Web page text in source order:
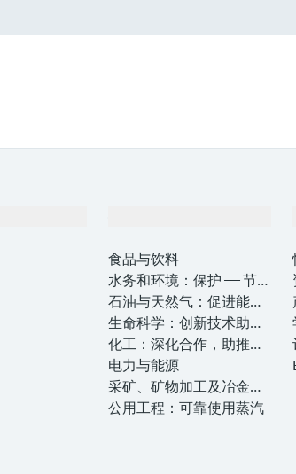
食品与饮料
水务和环境：保护 —— 节约
—— 提高
石油与天然气：促进能源
转型，实现净零目标
生命科学：创新技术助推
卓越运营
化工：深化合作，助推可
持续成功
电力与能源
采矿、矿物加工及冶金：
打造可持续的未来
公用工程：可靠使用蒸汽